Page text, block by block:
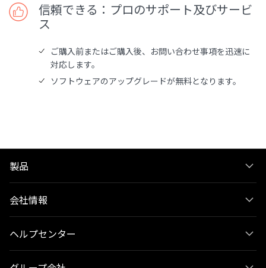
信頼できる：プロのサポート及びサービ
ス
ご購入前またはご購入後、お問い合わせ事項を迅速に
対応します。
ソフトウェアのアップグレードが無料となります。
製品
会社情報
ヘルプセンター